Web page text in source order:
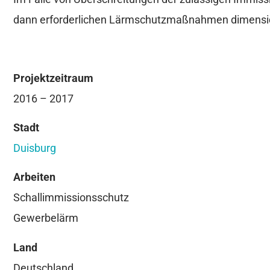
dann erforderlichen Lärmschutzmaßnahmen
Projektzeitraum
2016 – 2017
Stadt
Duisburg
Arbeiten
Schallimmissionsschutz
Gewerbelärm
Land